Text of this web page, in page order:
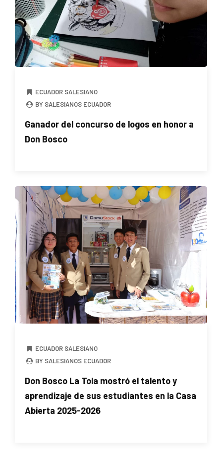
ECUADOR SALESIANO
BY SALESIANOS ECUADOR
Ganador del concurso de logos en honor a
Don Bosco
ECUADOR SALESIANO
BY SALESIANOS ECUADOR
Don Bosco La Tola mostró el talento y
aprendizaje de sus estudiantes en la Casa
Abierta 2025-2026